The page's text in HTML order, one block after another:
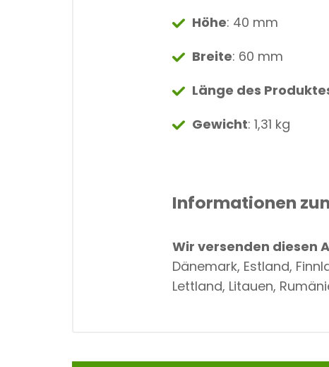
Höhe: 40 mm
Breite: 60 mm
Länge des
Gewicht: 1,31 kg
Informationen
Wir versenden diesen
Dänemark, Estland,
Lettland, Litauen,